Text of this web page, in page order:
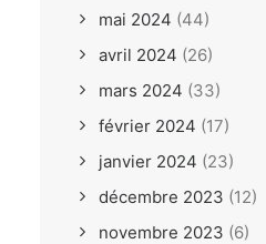
mai 2024 (44)
avril 2024 (26)
mars 2024 (33)
février 2024 (17)
janvier 2024 (23)
décembre 2023 (12)
novembre 2023 (6)